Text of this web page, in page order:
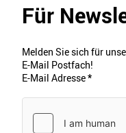
Für
Melden Sie sich für
E-Mail Postfach!
E-Mail Adresse*